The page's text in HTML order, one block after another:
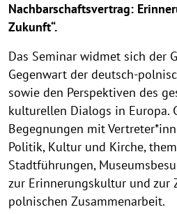
Nachbarschaftsvertrag:
Zukunft“.
Das Seminar widmet sich der
Gegenwart der deutsch-
sowie den Perspektiven des
kulturellen Dialogs in Europa.
Begegnungen mit
Politik, Kultur und Kirche,
Stadtführungen,
zur Erinnerungskultur und zur
polnischen Zusammenarbeit.